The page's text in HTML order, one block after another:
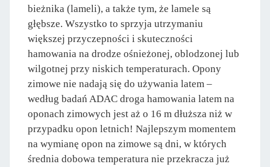
bieżnika (lameli), a także tym, że lamele są
głębsze. Wszystko to sprzyja utrzymaniu
większej przyczepności i skuteczności
hamowania na drodze ośnieżonej, oblodzonej lub
wilgotnej przy niskich temperaturach. Opony
zimowe nie nadają się do używania latem –
według badań ADAC droga hamowania latem na
oponach zimowych jest aż o 16 m dłuższa niż w
przypadku opon letnich! Najlepszym momentem
na wymianę opon na zimowe są dni, w których
średnia dobowa temperatura nie przekracza już